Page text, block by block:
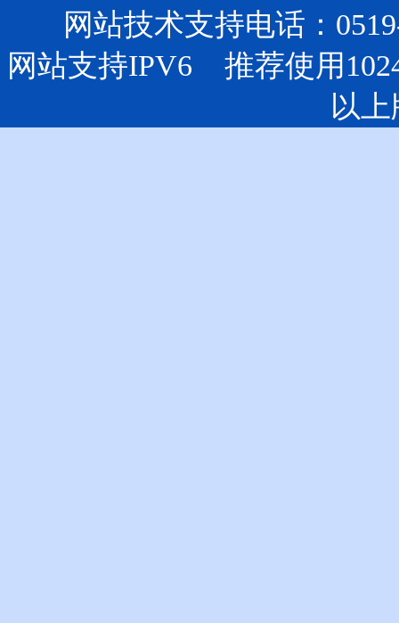
网站技术支持电话：
网站支持IPV6 推荐使用
以